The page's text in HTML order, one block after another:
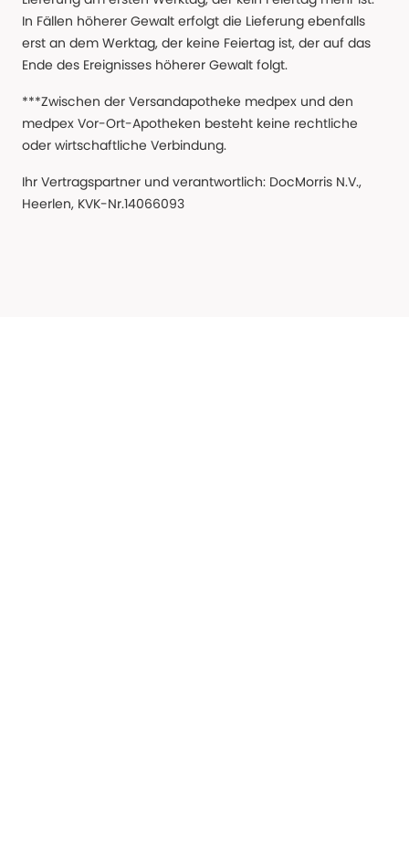
In Fällen höherer Gewalt erfolgt die Lieferung ebenfalls
erst an dem Werktag, der keine Feiertag ist, der auf das
Ende des Ereignisses höherer Gewalt folgt.
***Zwischen der Versandapotheke medpex und den
medpex Vor-Ort-Apotheken besteht keine rechtliche
oder wirtschaftliche Verbindung.
Ihr Vertragspartner und verantwortlich: DocMorris N.V.,
Heerlen, KVK-Nr.14066093